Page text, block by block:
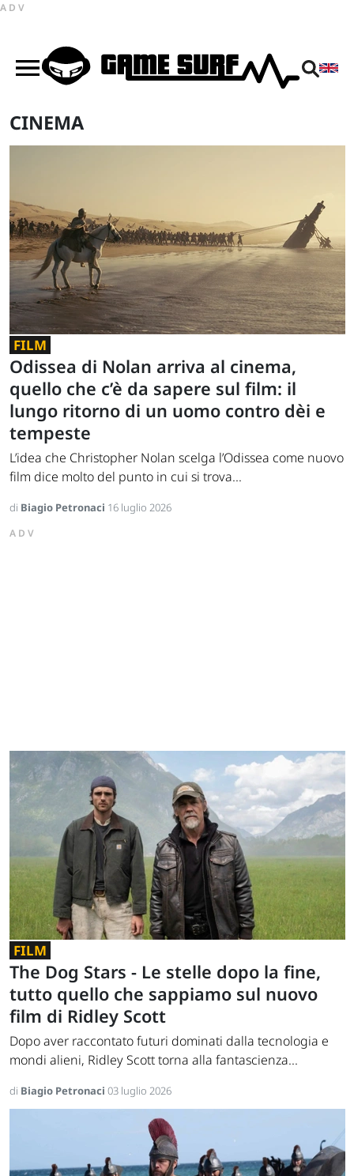
ADV
CINEMA
FILM
Odissea di Nolan arriva al cinema,
quello che c’è da sapere sul film: il
lungo ritorno di un uomo contro dèi e
tempeste
L’idea che Christopher Nolan scelga l’Odissea come nuovo
film dice molto del punto in cui si trova...
di Biagio Petronaci 16 luglio 2026
ADV
FILM
The Dog Stars - Le stelle dopo la fine,
tutto quello che sappiamo sul nuovo
film di Ridley Scott
Dopo aver raccontato futuri dominati dalla tecnologia e
mondi alieni, Ridley Scott torna alla fantascienza...
di Biagio Petronaci 03 luglio 2026